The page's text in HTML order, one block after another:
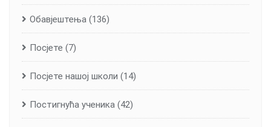
Обавјештења (136)
Посјете (7)
Посјете нашој школи (14)
Постигнућа ученика (42)